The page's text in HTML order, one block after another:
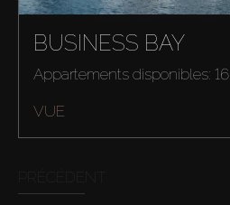
BUSINESS BAY
Appartements disponibles: 16
VUE